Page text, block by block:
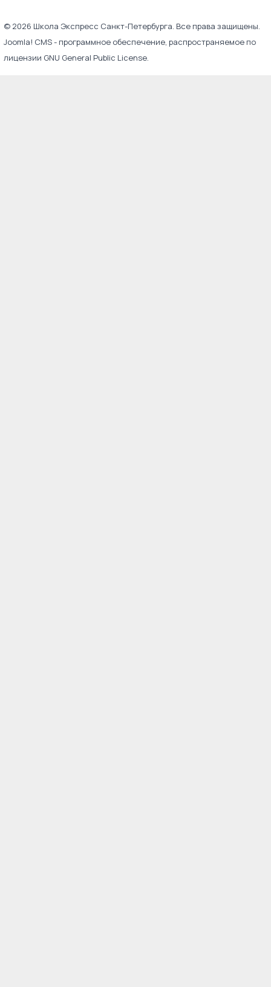
© 2026 Школа Экспресс Санкт-Петербурга. Все права защищены.
Joomla! CMS- программное обеспечение, распространяемое по
лицензии GNU General Public License.